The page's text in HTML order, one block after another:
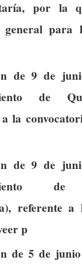
por la
general para
de 9 de
de
la
de 9 de
de
referente a
p
de 5 de